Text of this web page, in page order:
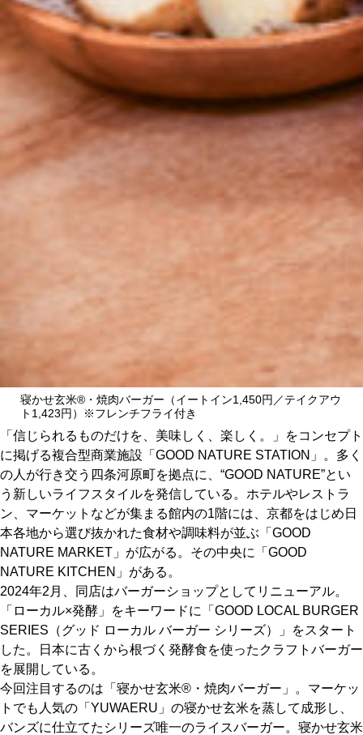
京都おやつクラブ
私と店のはなし
今月の京みやげ
京都の書店
関西で開催。
おすすめの展覧会
おすすめの映画
誠光社で選びました。
おすすめの本
紹介します。
おすすめのイベント
寝かせ玄米®・焼肉バーガー（イートイン1,450円／テイクアウ
ト1,423円）※フレンチフライ付き
「信じられるものだけを、美味しく、楽しく。」をコンセプト
に掲げる複合型商業施設「GOOD NATURE STATION」。多く
の人が行き交う四条河原町を拠点に、“GOOD NATURE”とい
う新しいライフスタイルを発信している。ホテルやレストラ
ン、マーケットなどが集まる館内の1階には、京都をはじめ日
本各地から選び抜かれた食材や調味料が並ぶ「GOOD
NATURE MARKET」が広がる。その中央に「GOOD
NATURE KITCHEN」がある。
2024年2月、同店はバーガーショップとしてリニューアル。
「ローカル×発酵」をキーワードに「GOOD LOCAL BURGER
SERIES（グッド ローカル バーガー シリーズ）」をスタート
した。日本に古くから根づく発酵食を使ったクラフトバーガー
を展開している。
今回注目するのは「寝かせ玄米®・焼肉バーガー」。マーケッ
トでも人気の「YUWAERU」の寝かせ玄米を蒸して成形し、
バンズに仕立てたシリーズ唯一のライスバーガー。寝かせ玄米